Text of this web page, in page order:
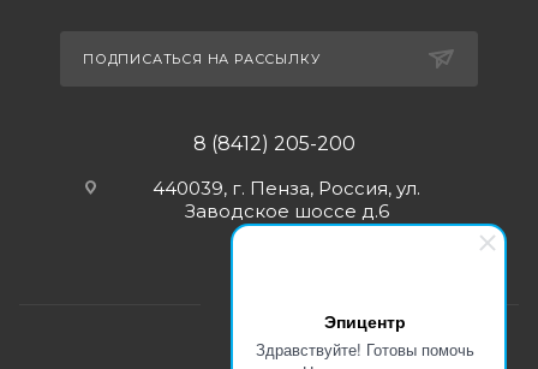
Эпицентр
Здравствуйте! Готовы помочь
ПОДПИСАТЬСЯ НА РАССЫЛКУ
8 (8412) 205-200
440039, г. Пенза, Россия, ул.
Заводское шоссе д.6